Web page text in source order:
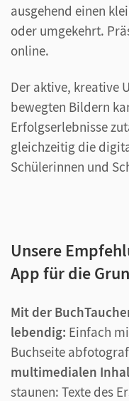
ausgehend einen
oder umgekehrt.
online.
Der aktive, kreative
bewegten Bildern
Erfolgserlebnisse
gleichzeitig die
Schülerinnen und
Unsere
App für die
Mit der
lebendig: Einfach
Buchseite
multimedialen
staunen: Texte des